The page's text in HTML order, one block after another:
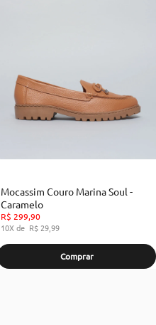
Mocassim Couro Marina Soul -
Caramelo
R$ 299,90
10
R$ 29,99
Comprar